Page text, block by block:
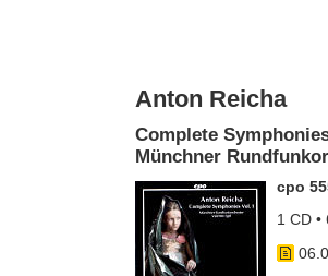
Anton Reicha
Complete
Münchner
cpo
1 CD •